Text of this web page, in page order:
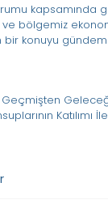
bölgemiz
konuyu
Geçmişten
Katılımı